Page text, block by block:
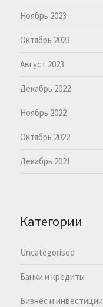
Ноябрь 2023
Октябрь 2023
Август 2023
Декабрь 2022
Ноябрь 2022
Октябрь 2022
Декабрь 2021
Категории
Uncategorised
Банки и кредиты
Бизнес и инвестиции